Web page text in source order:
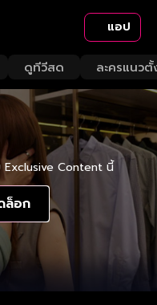
แอป
ดูทีวีสด ละครแนวตั้
Exclusive Content นี้
ล็อก